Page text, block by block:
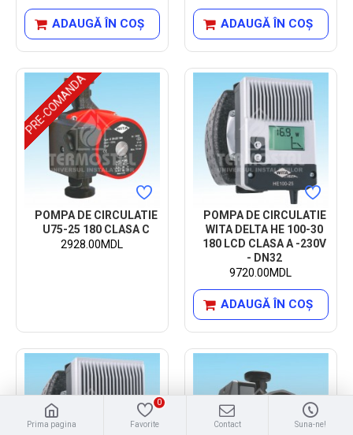
ADAUGĂ ÎN COŞ ADAUGĂ ÎN COŞ
PRE-COMANDA
POMPA DE CIRCULATIE
U75-25 180 CLASA C
2928.00MDL
POMPA DE CIRCULATIE
WITA DELTA HE 100-30
180 LCD CLASA A -230V
- DN32
9720.00MDL
ADAUGĂ ÎN COŞ
Prima pagina Favorite
0
Contact Suna-ne!